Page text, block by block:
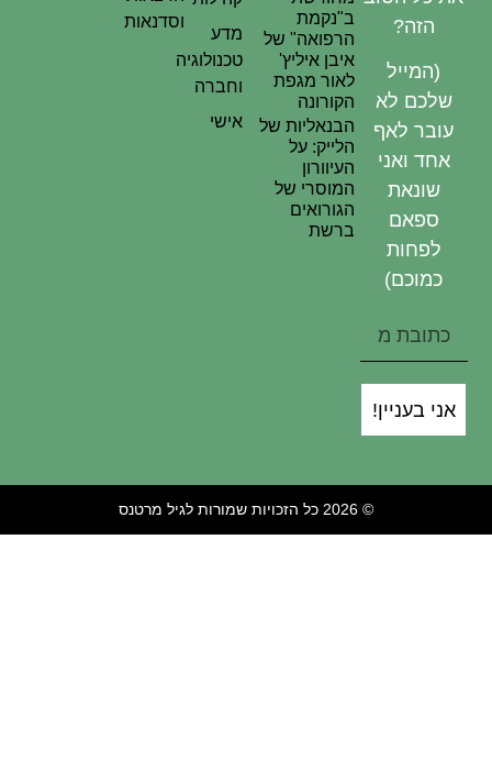
וסדנאות
מדע
טכנולוגיה
וחברה
אישי
ב"נקמת
הרפואה" של
איבן איליץ'
לאור מגפת
הקורונה
הבנאליות של
הלייק: על
העיוורון
המוסרי של
הגורואים
ברשת
הזה?
(המייל
שלכם לא
עובר לאף
אחד ואני
שונאת
ספאם
לפחות
כמוכם)
אני בעניין!